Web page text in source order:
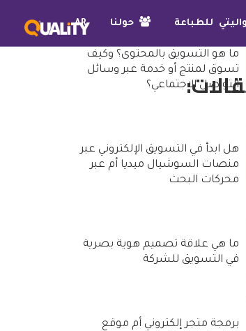
للطباعة حولنا AR
ما هو التسويق بالمحتوى؟ وكيف
تسوق لمنتج أو خدمة عبر وسائل
التواصل الاجتماعي؟
هل ابدأ في التسويق الإلكتروني عبر
منصات السوشيال ميديا أم عبر
محركات البحث
ما هي علاقة تصميم هوية بصرية
في التسويق للشركة
برمجة متجر إلكتروني أم موقع